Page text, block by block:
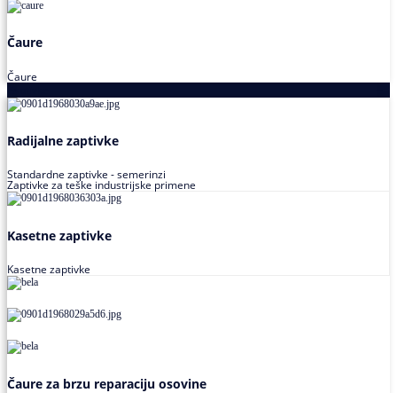
Čaure
Čaure
Radijalne zaptivke
Standardne zaptivke - semerinzi
Zaptivke za teške industrijske primene
Kasetne zaptivke
Kasetne zaptivke
Čaure za brzu reparaciju osovine